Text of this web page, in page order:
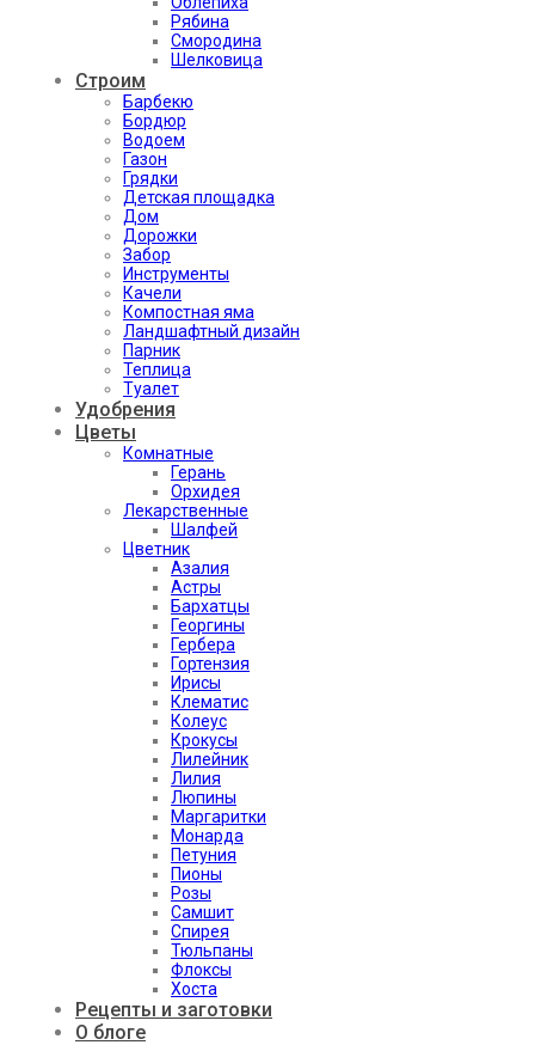
Рябина
Смородина
Шелковица
Строим
Барбекю
Бордюр
Водоем
Газон
Грядки
Детская площадка
Дом
Дорожки
Забор
Инструменты
Качели
Компостная яма
Ландшафтный дизайн
Парник
Теплица
Туалет
Удобрения
Цветы
Комнатные
Герань
Орхидея
Лекарственные
Шалфей
Цветник
Азалия
Астры
Бархатцы
Георгины
Гербера
Гортензия
Ирисы
Клематис
Колеус
Крокусы
Лилейник
Лилия
Люпины
Маргаритки
Монарда
Петуния
Пионы
Розы
Самшит
Спирея
Тюльпаны
Флоксы
Хоста
Рецепты и заготовки
О блоге